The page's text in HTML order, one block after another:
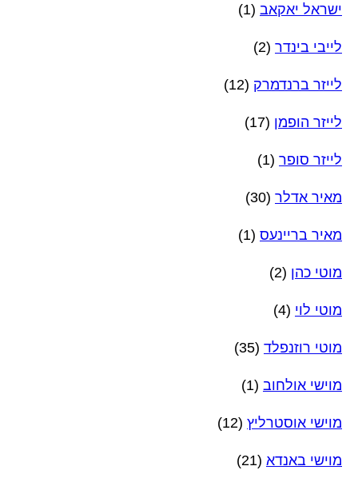
ישראל יאקאב (1)
לייבי בינדר (2)
לייזר ברנדמרק (12)
לייזר הופמן (17)
לייזר סופר (1)
מאיר אדלר (30)
מאיר בריינעס (1)
מוטי כהן (2)
מוטי לוי (4)
מוטי רוזנפלד (35)
מוישי אולחוב (1)
מוישי אוסטרליץ (12)
מוישי באנדא (21)